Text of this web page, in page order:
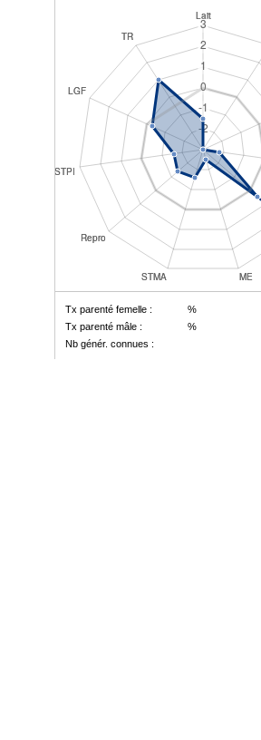
Tx parenté femelle : %
Tx parenté mâle :
%
Nb génér. connues :